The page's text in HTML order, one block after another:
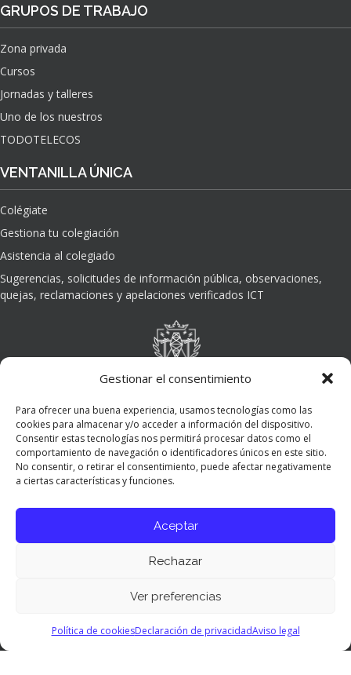
Gestionar el consentimiento
Para ofrecer una buena experiencia, usamos tecnologías como las
cookies para almacenar y/o acceder a información del dispositivo.
Consentir estas tecnologías nos permitirá procesar datos como el
comportamiento de navegación o identificadores únicos en este sitio.
No consentir, o retirar el consentimiento, puede afectar negativamente
a ciertas características y funciones.
Aceptar
Rechazar
Ver preferencias
Política de cookiesDeclaración de privacidadAviso legal
GRUPOS DE TRABAJO
Zona privada
Cursos
Jornadas y talleres
Uno de los nuestros
TODOTELECOS
VENTANILLA ÚNICA
Colégiate
Gestiona tu colegiación
Asistencia al colegiado
Sugerencias, solicitudes de información pública, observaciones,
quejas, reclamaciones y apelaciones verificados ICT
Panel de preferencias cookies